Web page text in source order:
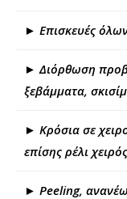
► Επισκευές
► Διόρθωση
ξεβάμματα,
► Κρόσια σε
επίσης ρέλι
► Peeling,